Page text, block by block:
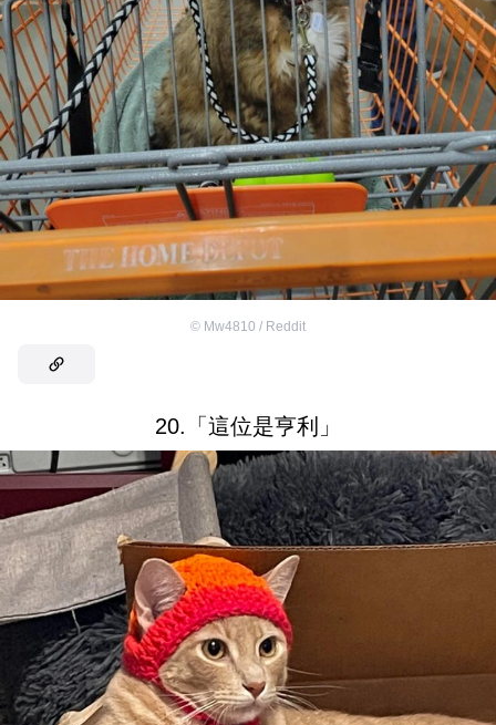
© Mw4810 / Reddit
20.「這位是亨利」